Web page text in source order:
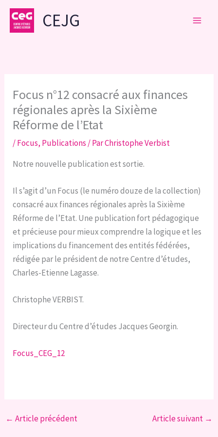
Aller
contenu
CEJG
Focus n°12 consacré aux finances
régionales après la Sixième
Réforme de l’Etat
/Focus, Publications / ParChristophe Verbist
Notre nouvelle publication est sortie.
Il s’agit d’un Focus (le numéro douze de la collection)
consacré aux finances régionales après la Sixième
Réforme de l’Etat. Une publication fort pédagogique
et précieuse pour mieux comprendre la logique et les
implications du financement des entités fédérées,
rédigée par le président de notre Centre d’études,
Charles-Etienne Lagasse.
Christophe VERBIST.
Directeur du Centre d’études Jacques Georgin.
Focus_CEG_12
← Article précédent Article suivant →